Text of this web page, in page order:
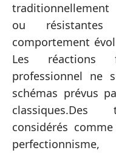
traditionnellement
ou
comportement
Les réactions
professionnel ne
schémas prévus
classiques.Des
considérés